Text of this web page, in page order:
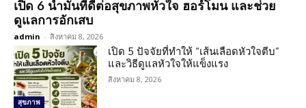
เปิด 6 น้ำมันที่ดีต่อสุขภาพหัวใจ ฮอร์โมน และช่วย
ดูแลการอักเสบ
admin - สิงหาคม 8, 2026
สุขภาพ
เปิด 5 ปัจจัยที่ทำให้ “เส้นเลือดหัวใจตีบ”
และวิธีดูแลหัวใจให้แข็งแรง
สิงหาคม 8, 2026